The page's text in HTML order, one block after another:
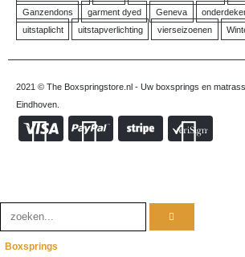
Ganzendons
garment dyed Geneva
uitstaplicht
uitstapverlichting vierseizoenen
2021 © The Boxspringstore.nl - Uw boxsprings en
Eindhoven.
Boxsprings